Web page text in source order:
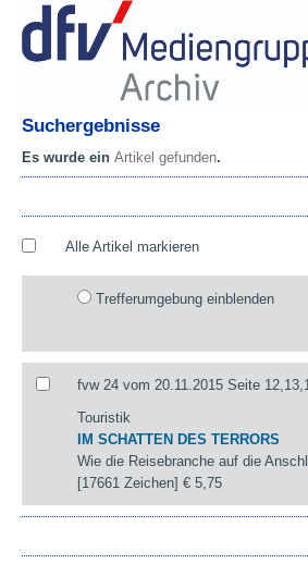
Suchergebnisse
Es wurde ein Artikel gefunden.
Alle Artikel markieren
Trefferumgebung einblenden
fvw 24 vom 20.11.2015 Seite
Touristik
IM SCHATTEN DES TERRORS
Wie die Reisebranche auf die
[17661 Zeichen]€ 5,75